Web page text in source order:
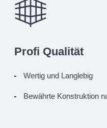
Profi Qualität
Wertig und Langlebig
Bewährte Konstruktion